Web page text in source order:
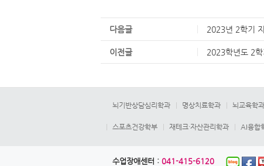
다음글 2023년 2학기
이전글 2023학년도 2
뇌기반상담심리학과 명상치료학과 뇌교육학과
스포츠건강학부 재테크·자산관리학과 AI융합
수업장애센터 : 041-415-6120